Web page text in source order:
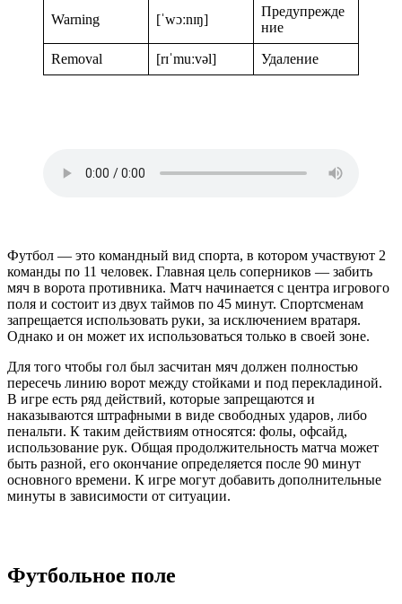
Warning [ˈwɔːnɪŋ]
Предупрежде
ние
Removal [rɪˈmuːvəl] Удаление
Футбол — это командный вид спорта, в котором участвуют 2
команды по 11 человек. Главная цель соперников — забить
мяч в ворота противника. Матч начинается с центра игрового
поля и состоит из двух таймов по 45 минут. Спортсменам
запрещается использовать руки, за исключением вратаря.
Однако и он может их использоваться только в своей зоне.
Для того чтобы гол был засчитан мяч должен полностью
пересечь линию ворот между стойками и под перекладиной.
В игре есть ряд действий, которые запрещаются и
наказываются штрафными в виде свободных ударов, либо
пенальти. К таким действиям относятся: фолы, офсайд,
использование рук. Общая продолжительность матча может
быть разной, его окончание определяется после 90 минут
основного времени. К игре могут добавить дополнительные
минуты в зависимости от ситуации.
Футбольное поле